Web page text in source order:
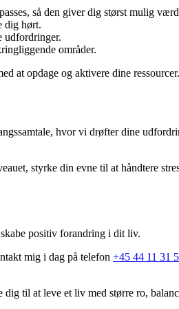
så den giver dig størst mulig
dig hørt.
udfordringer.
områder.
at opdage og aktivere dine ressourcer.
hvor vi drøfter dine
styrke din evne til at håndtere
positiv forandring i dit liv.
mig i dag på telefon +45 44 11 31
til at leve et liv med større ro,